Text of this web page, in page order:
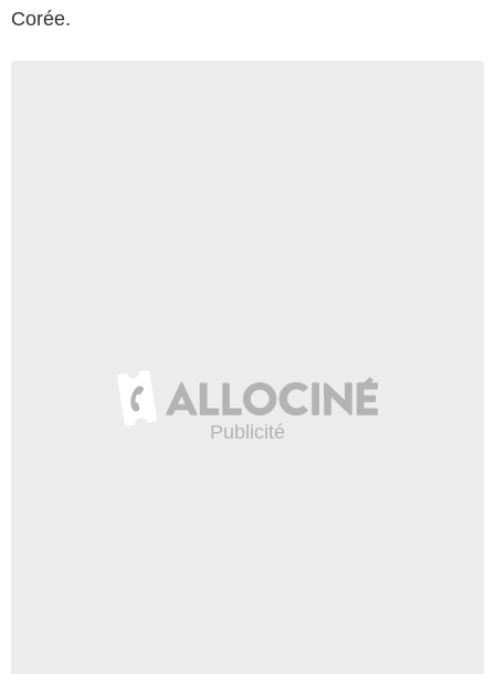
Corée.